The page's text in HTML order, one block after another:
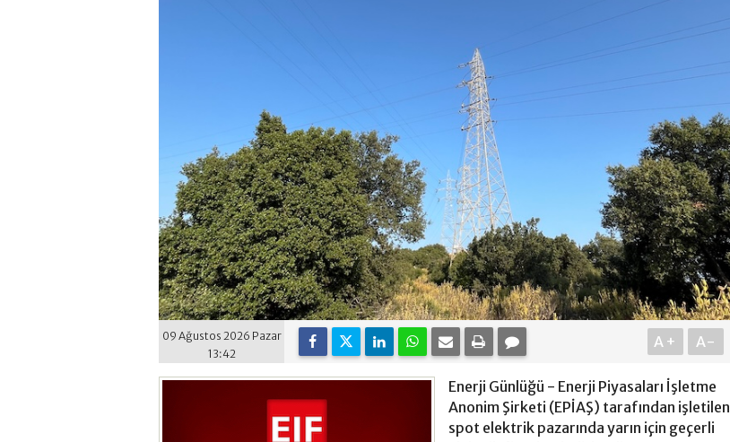
09 Ağustos 2026 Pazar
13:42
A+ A-
Enerji Günlüğü - Enerji Piyasaları İşletme
Anonim Şirketi (EPİAŞ) tarafından işletilen
spot elektrik pazarında yarın için geçerli